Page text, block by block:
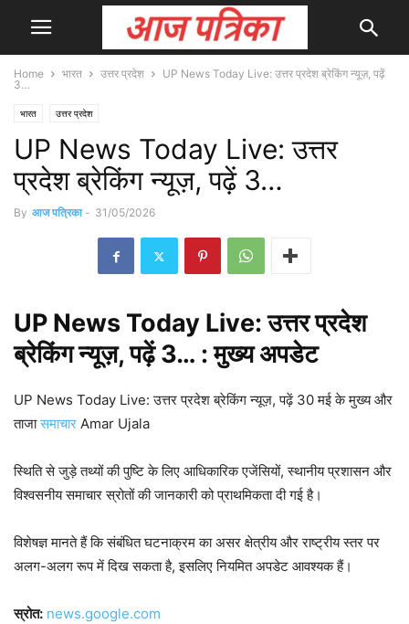
Home भारत उत्तर प्रदेश
UP News Today Live: उत्तर प्रदेश ब्रेकिंग न्यूज़, पढ़ें
3…
भारत उत्तर प्रदेश
UP News Today Live: उत्तर
प्रदेश ब्रेकिंग न्यूज़, पढ़ें 3…
By आज पत्रिका - 31/05/2026
UP News Today Live: उत्तर प्रदेश
ब्रेकिंग न्यूज़, पढ़ें 3… : मुख्यअपडेट
UP News Today Live: उत्तर प्रदेश ब्रेकिंग न्यूज़, पढ़ें 30 मई के मुख्य और
ताजासमाचार Amar Ujala
स्थिति से जुड़े तथ्यों की पुष्टि के लिए आधिकारिक एजेंसियों, स्थानीय प्रशासन और
विश्वसनीय समाचार स्रोतों की जानकारी को प्राथमिकता दी गई है।
विशेषज्ञ मानते हैं कि संबंधित घटनाक्रम का असर क्षेत्रीय और राष्ट्रीय स्तर पर
अलग-अलग रूप में दिख सकता है, इसलिए नियमित अपडेट आवश्यक हैं।
स्रोत: news.google.com